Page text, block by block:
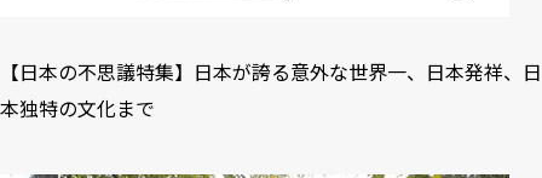
【日本の不思議特集】日本が誇る意外な世界一、日本発祥、日
本独特の文化まで